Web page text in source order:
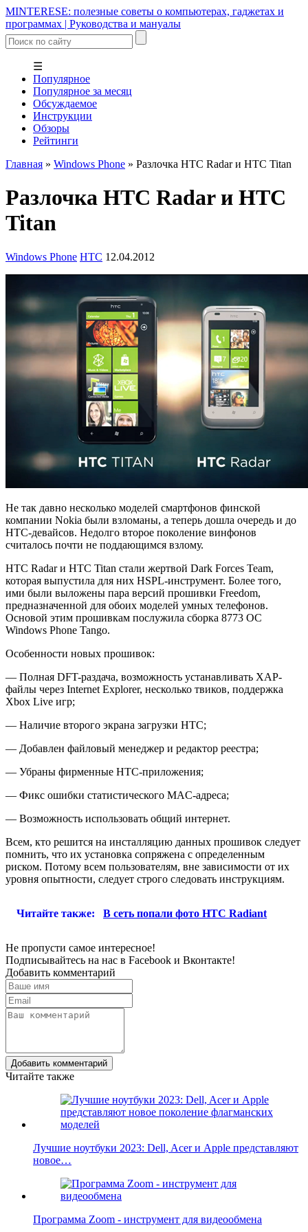
MINTERESE: полезные советы о компьютерах, гаджетах и
программах | Руководства и мануалы
☰
Популярное
Популярное за месяц
Обсуждаемое
Инструкции
Обзоры
Рейтинги
Главная » Windows Phone » Разлочка HTC Radar и HTC Titan
Разлочка HTC Radar и HTC
Titan
Windows Phone HTC 12.04.2012
Не так давно несколько моделей смартфонов финской
компании Nokia были взломаны, а теперь дошла очередь и до
HTC-девайсов. Недолго второе поколение винфонов
считалось почти не поддающимся взлому.
HTC Radar и HTC Titan стали жертвой Dark Forces Team,
которая выпустила для них HSPL-инструмент. Более того,
ими были выложены пара версий прошивки Freedom,
предназначенной для обоих моделей умных телефонов.
Основой этим прошивкам послужила сборка 8773 ОС
Windows Phone Tango.
Особенности новых прошивок:
— Полная DFT-раздача, возможность устанавливать XAP-
файлы через Internet Explorer, несколько твиков, поддержка
Xbox Live игр;
— Наличие второго экрана загрузки HTC;
— Добавлен файловый менеджер и редактор реестра;
— Убраны фирменные HTC-приложения;
— Фикс ошибки статистического MAC-адреса;
— Возможность использовать общий интернет.
Всем, кто решится на инсталляцию данных прошивок следует
помнить, что их установка сопряжена с определенным
риском. Потому всем пользователям, вне зависимости от их
уровня опытности, следует строго следовать инструкциям.
Читайте также: В сеть попали фото HTC Radiant
Не пропусти самое интересное!
Подписывайтесь на нас в Facebook и Вконтакте!
Добавить комментарий
Добавить комментарий
Читайте также
Лучшие ноутбуки 2023: Dell, Acer и Apple представляют
новое…
Программа Zoom - инструмент для видеообмена